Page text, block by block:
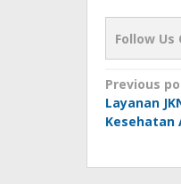
Follow Us
Post
Previous
Layanan
Kesehatan